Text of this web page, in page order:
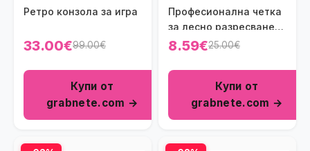
Ретро конзола за игра
33.00€99.00€
Купи от
grabnete.com →
Професионална четка
за лесно разресване
Tangle Tamer
8.59€25.00€
Купи от
grabnete.com →